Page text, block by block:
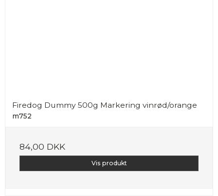
Firedog Dummy 500g Markering vinrød/orange
m752
84,00 DKK
Vis produkt